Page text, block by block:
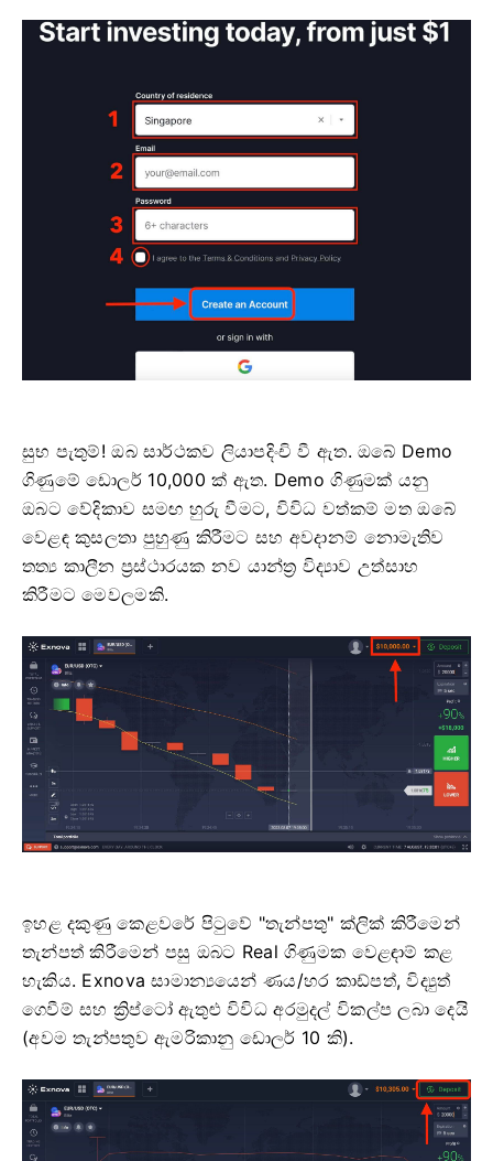
සුභ පැතුම්! ඔබ සාර්ථකව ලියාපදිංචි වී ඇත. ඔබේ Demo
ගිණුමේ ඩොලර් 10,000 ක් ඇත. Demo ගිණුමක් යනු
ඔබට වේදිකාව සමඟ හුරු වීමට, විවිධ වත්කම් මත ඔබේ
වෙළඳ කුසලතා පුහුණු කිරීමට සහ අවදානම් නොමැතිව
තත්‍ය කාලීන ප්‍රස්ථාරයක නව යාන්ත්‍ර විද්‍යාව උත්සාහ
කිරීමට මෙවලමකි.
ඉහළ දකුණු කෙළවරේ පිටුවේ "තැන්පතු" ක්ලික් කිරීමෙන්
තැන්පත් කිරීමෙන් පසු ඔබට Real ගිණුමක වෙළඳාම් කළ
හැකිය. Exnova සාමාන්‍යයෙන් ණය/හර කාඩ්පත්, විද්‍යුත්
ගෙවීම් සහ ක්‍රිප්ටෝ ඇතුළු විවිධ අරමුදල් විකල්ප ලබා දෙයි
(අවම තැන්පතුව ඇමරිකානු ඩොලර් 10 කි).